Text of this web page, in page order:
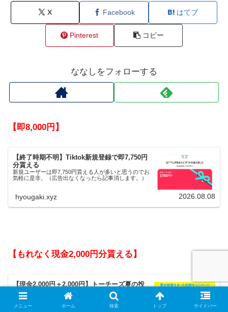
X Facebook はてブ
Pinterest コピー
ななしをフォローする
【即8,000円】
【終了時期不明】Tiktok新規登録で即7,750円
分貰える
新規ユーザーは即7,750円貰える人が多いと思うのでお
気軽に是非。（広告出なくなったら記事消します。）
hyougaki.xyz 2026.08.08
【もれなく現金2,000円分貰える】
【現金2,000円＋2,000円】トーチーズ夏の投
資応援Wキャンペーンがヤバい
トーチーズが【会員登録完了】で2,000円分、初回投資
完了で2,000円の【現金】プレゼントという熱いキャン
メニュー ホーム 検索 トップ サイドバー